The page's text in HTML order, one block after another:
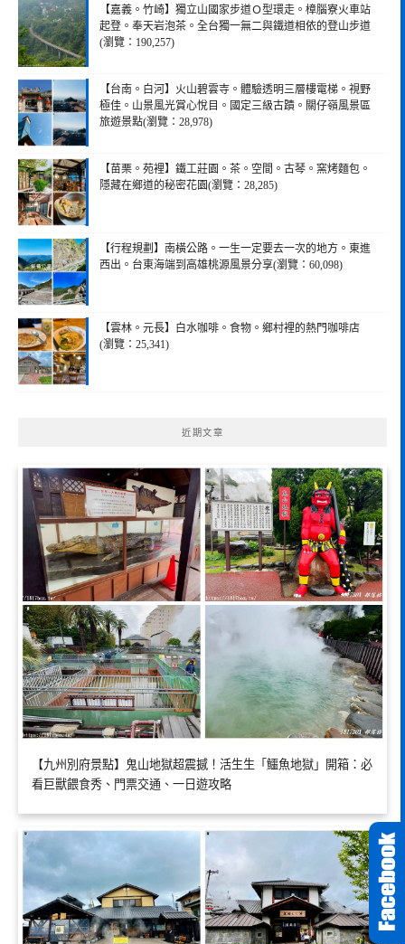
【嘉義。竹崎】獨立山國家步道Ｏ型環走。樟腦寮火車站
起登。奉天岩泡茶。全台獨一無二與鐵道相依的登山步道
(瀏覽：190,257)
【台南。白河】火山碧雲寺。體驗透明三層樓電梯。視野
極佳。山景風光賞心悅目。國定三級古蹟。關仔嶺風景區
旅遊景點(瀏覽：28,978)
【苗栗。苑裡】鐵工莊園。茶。空間。古琴。窯烤麵包。
隱藏在鄉道的秘密花園(瀏覽：28,285)
【行程規劃】南橫公路。一生一定要去一次的地方。東進
西出。台東海端到高雄桃源風景分享(瀏覽：60,098)
【雲林。元長】白水咖啡。食物。鄉村裡的熱門咖啡店
(瀏覽：25,341)
近期文章
【九州別府景點】鬼山地獄超震撼！活生生「鱷魚地獄」開箱：必
看巨獸餵食秀、門票交通、一日遊攻略